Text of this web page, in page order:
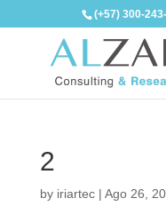
(+57) 300-
2
by iriartec| Ago 26,